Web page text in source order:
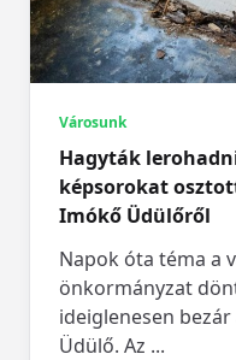
Városunk
Hagyták
képsorokat
Imókő Üdülőről
Napok óta téma a
önkormányzat
ideiglenesen
Üdülő. Az ...